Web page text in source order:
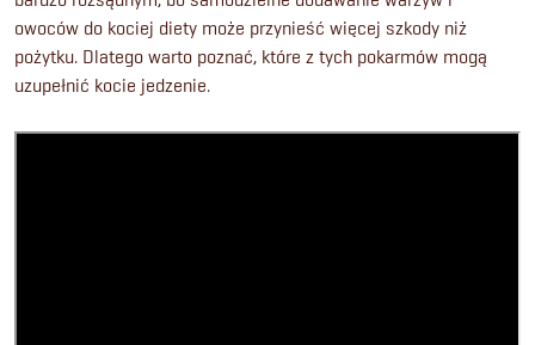
owoców do kociej diety może przynieść więcej szkody niż
pożytku. Dlatego warto poznać, które z tych pokarmów mogą
uzupełnić kocie jedzenie.